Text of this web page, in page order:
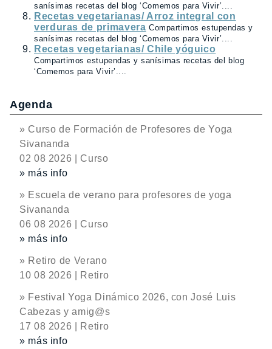
sanísimas recetas del blog ‘Comemos para Vivir’....
Recetas vegetarianas/ Arroz integral con
verduras de primavera Compartimos estupendas y
sanísimas recetas del blog ‘Comemos para Vivir’....
Recetas vegetarianas/ Chile yóguico
Compartimos estupendas y sanísimas recetas del blog
‘Comemos para Vivir’....
Agenda
» Curso de Formación de Profesores de Yoga
Sivananda
02 08 2026 | Curso
» más info
» Escuela de verano para profesores de yoga
Sivananda
06 08 2026 | Curso
» más info
» Retiro de Verano
10 08 2026 | Retiro
» Festival Yoga Dinámico 2026, con José Luis
Cabezas y amig@s
17 08 2026 | Retiro
» más info